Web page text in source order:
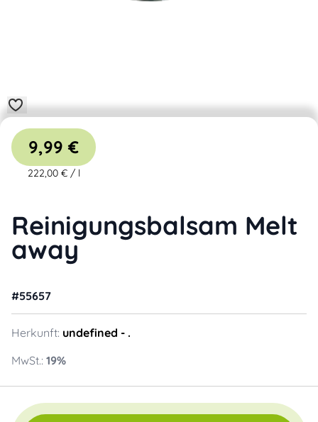
Reinigungsbalsam Melt
away
#55657
Herkunft: undefined - .
MwSt.: 19%
9,99 €
222,00 €/ l